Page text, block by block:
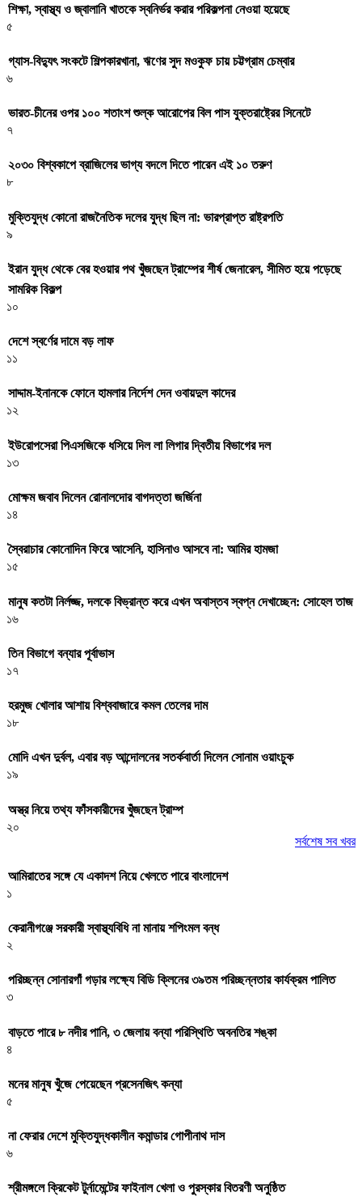
শিক্ষা, স্বাস্থ্য ও জ্বালানি খাতকে স্বনির্ভর করার পরিকল্পনা নেওয়া হয়েছে
৫
গ্যাস-বিদ্যুৎ সংকটে শিল্পকারখানা, ঋণের সুদ মওকুফ চায় চট্টগ্রাম চেম্বার
৬
ভারত-চীনের ওপর ১০০ শতাংশ শুল্ক আরোপের বিল পাস যুক্তরাষ্ট্রের সিনেটে
৭
২০৩০ বিশ্বকাপে ব্রাজিলের ভাগ্য বদলে দিতে পারেন এই ১০ তরুণ
৮
মুক্তিযুদ্ধ কোনো রাজনৈতিক দলের যুদ্ধ ছিল না: ভারপ্রাপ্ত রাষ্ট্রপতি
৯
ইরান যুদ্ধ থেকে বের হওয়ার পথ খুঁজছেন ট্রাম্পের শীর্ষ জেনারেল, সীমিত হয়ে পড়েছে
সামরিক বিকল্প
১০
দেশে স্বর্ণের দামে বড় লাফ
১১
সাদ্দাম-ইনানকে ফোনে হামলার নির্দেশ দেন ওবায়দুল কাদের
১২
ইউরোপসেরা পিএসজিকে ধসিয়ে দিল লা লিগার দ্বিতীয় বিভাগের দল
১৩
মোক্ষম জবাব দিলেন রোনালদোর বাগদত্তা জর্জিনা
১৪
স্বৈরাচার কোনোদিন ফিরে আসেনি, হাসিনাও আসবে না: আমির হামজা
১৫
মানুষ কতটা নির্লজ্জ, দলকে বিভ্রান্ত করে এখন অবাস্তব স্বপ্ন দেখাচ্ছেন: সোহেল তাজ
১৬
তিন বিভাগে বন্যার পূর্বাভাস
১৭
হরমুজ খোলার আশায় বিশ্ববাজারে কমল তেলের দাম
১৮
মোদি এখন দুর্বল, এবার বড় আন্দোলনের সতর্কবার্তা দিলেন সোনাম ওয়াংচুক
১৯
অস্ত্র নিয়ে তথ্য ফাঁসকারীদের খুঁজছেন ট্রাম্প
২০
সর্বশেষ সব খবর
আমিরাতের সঙ্গে যে একাদশ নিয়ে খেলতে পারে বাংলাদেশ
১
কেরানীগঞ্জে সরকারী স্বাস্থ্যবিধি না মানায় শপিংমল বন্ধ
২
পরিচ্ছন্ন সোনারগাঁ গড়ার লক্ষ্যে বিডি ক্লিনের ৩৯তম পরিচ্ছন্নতার কার্যক্রম পালিত
৩
বাড়তে পারে ৮ নদীর পানি, ৩ জেলায় বন্যা পরিস্থিতি অবনতির শঙ্কা
৪
মনের মানুষ খুঁজে পেয়েছেন প্রসেনজিৎ কন্যা
৫
না ফেরার দেশে মুক্তিযুদ্ধকালীন কমান্ডার গোপীনাথ দাস
৬
শ্রীমঙ্গলে ক্রিকেট টুর্নামেন্টের ফাইনাল খেলা ও পুরস্কার বিতরণী অনুষ্ঠিত